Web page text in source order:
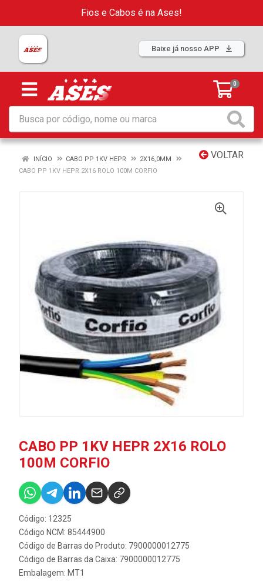
Fios e Cabos é na Ases!
Baixe já nosso APP
0
VOLTAR
INÍCIO CABO PP 1KV HEPR
2X16,0MM
CABO PP 1KV HEPR 2X16 ROLO 100M CORFIO
CABO PP 1KV HEPR 2X16 ROLO
100M CORFIO
Código: 12325
Código NCM: 85444900
Código de Barras do Produto: 7900000012775
Código de Barras da Caixa: 7900000012775
Embalagem: MT1